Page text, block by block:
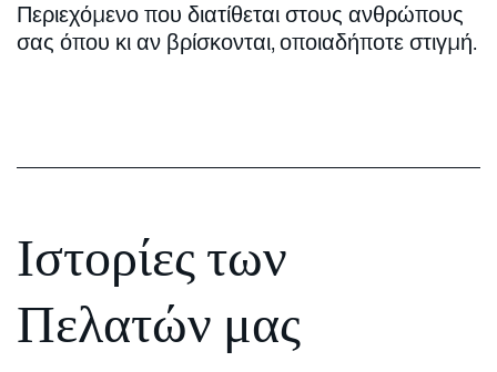
Περιεχόμενο που διατίθεται στους ανθρώπους
σας όπου κι αν βρίσκονται, οποιαδήποτε στιγμή.
Ιστορίες των
Πελατών μας